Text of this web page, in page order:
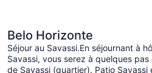
Belo Horizonte
Séjour au Savassi.En séjournant à
Savassi, vous serez à quelques
de Savassi (quartier). Patio